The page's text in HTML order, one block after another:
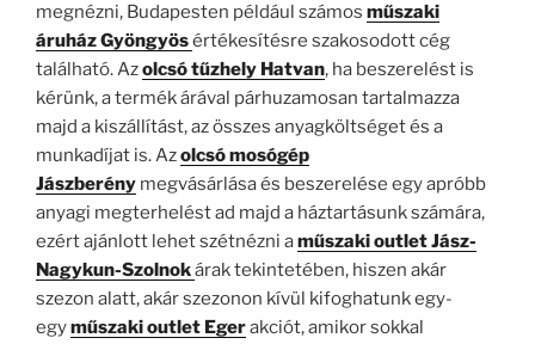
megnézni, Budapesten például számos műszaki
áruház Gyöngyösértékesítésre szakosodott cég
található. Azolcsó tűzhely Hatvan, ha beszerelést is
kérünk, a termék árával párhuzamosan tartalmazza
majd a kiszállítást, az összes anyagköltséget és a
munkadíjat is. Azolcsó mosógép
Jászberény megvásárlása és beszerelése egy apróbb
anyagi megterhelést ad majd a háztartásunk számára,
ezért ajánlott lehet szétnézni aműszaki outlet Jász-
Nagykun-Szolnokárak tekintetében, hiszen akár
szezon alatt, akár szezonon kívül kifoghatunk egy-
egyműszaki outlet Egerakciót, amikor sokkal